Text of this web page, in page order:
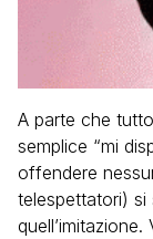
A parte che
semplice “mi
offendere
telespettatori) si